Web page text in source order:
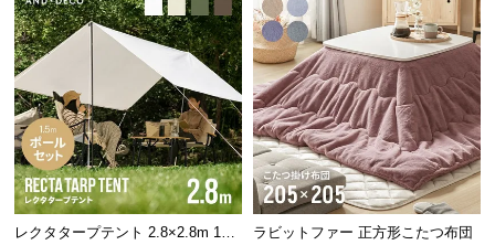
セ
ル
に
い
て
保
証
に
ドライタッチの内生地
内生地には吸湿性が高い生地を使用。汗による蒸れ
を抑え、ドライな肌触りを保ちます。
レクタタープテント 2.8×2.8m 150
ラビットファー 正方形こたつ布団